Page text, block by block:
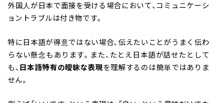
外国人が日本で面接を受ける場合において、コミュニケーシ
ョントラブルは付き物です。
特に日本語が得意ではない場合、伝えたいことがうまく伝わ
らない懸念もあります。また、たとえ日本語が話せたとして
も、 日本語特有の曖昧な表現を理解するのは簡単ではありま
せん。